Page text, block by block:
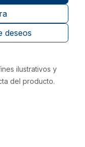
deseos
ilustrativos y
del producto.